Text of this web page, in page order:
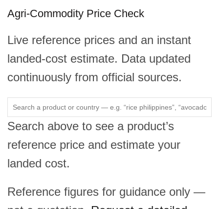
Agri-Commodity Price Check
Live reference prices and an instant
landed-cost estimate. Data updated
continuously from official sources.
Search above to see a product’s
reference price and estimate your
landed cost.
Reference figures for guidance only —